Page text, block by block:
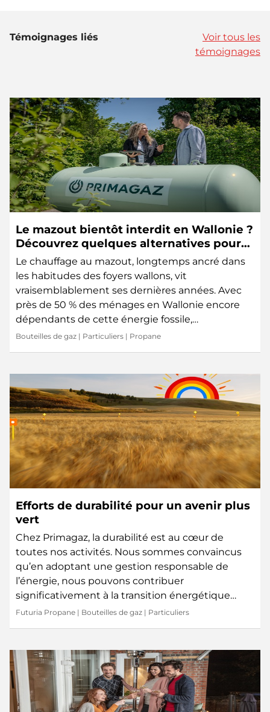
Témoignages liés
Voir tous les
témoignages
Le mazout bientôt interdit en Wallonie ?
Découvrez quelques alternatives pour
se chauffer durablement.
Le chauffage au mazout, longtemps ancré dans
les habitudes des foyers wallons, vit
vraisemblablement ses dernières années. Avec
près de 50 % des ménages en Wallonie encore
dépendants de cette énergie fossile,…
Bouteilles de gaz | Particuliers | Propane
Efforts de durabilité pour un avenir plus
vert
Chez Primagaz, la durabilité est au cœur de
toutes nos activités. Nous sommes convaincus
qu’en adoptant une gestion responsable de
l’énergie, nous pouvons contribuer
significativement à la transition énergétique…
Futuria Propane | Bouteilles de gaz | Particuliers